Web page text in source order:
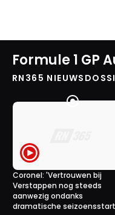
Formule 1 GP
RN365
Coronel: 'Vertrouwen bij
Verstappen nog steeds
aanwezig ondanks
dramatische